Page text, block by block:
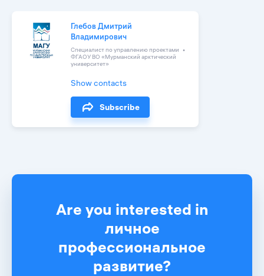
Глебов Дмитрий
Владимирович
Специалист по управлению проектами
ФГАОУ ВО «Мурманский арктический
университет»
Show contacts
Subscribe
Are you interested in
личное
профессиональное
развитие?